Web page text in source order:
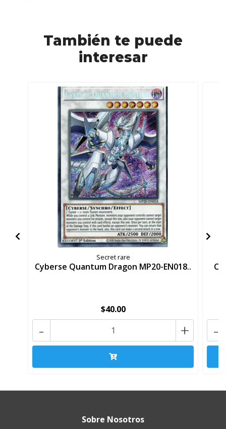
También te puede
interesar
Secret rare
Cyberse Quantum Dragon MP20-EN018..
$40.00
+
- -
Sobre Nosotros